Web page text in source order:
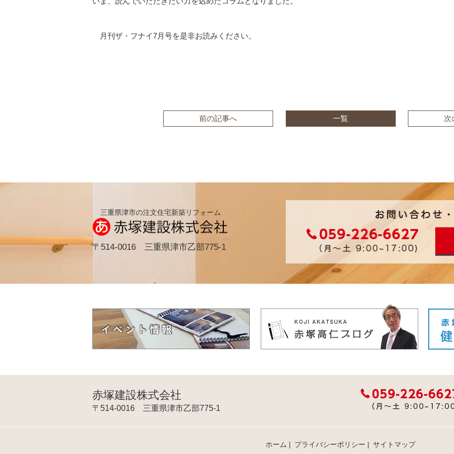
月刊ザ・フナイ7月号を是非お読みください。
前の記事へ 一覧 次
三重県津市の注文住宅新築リフォーム
〒514-0016 三重県津市乙部775-1
赤塚建設株式会社
〒514-0016 三重県津市乙部775-1
ホーム | プライバシーポリシー | サイトマップ